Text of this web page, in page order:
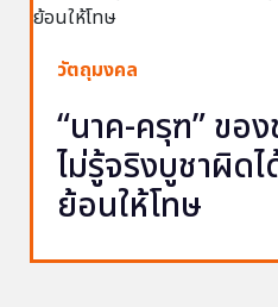
วัตถุมงคล
“นาค-ครุฑ” ขอ
ไม่รู้จริงบูชาผิดไ
ย้อนให้โทษ